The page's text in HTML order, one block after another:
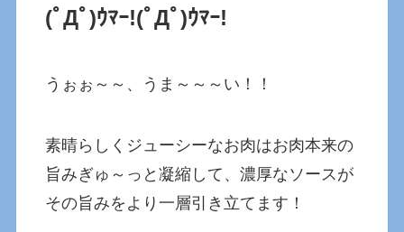
(ﾟДﾟ)ｳﾏｰ!(ﾟДﾟ)ｳﾏｰ!
うぉぉ～～、うま～～～い！！
素晴らしくジューシーなお肉はお肉本来の
旨みぎゅ～っと凝縮して、濃厚なソースが
その旨みをより一層引き立てます！